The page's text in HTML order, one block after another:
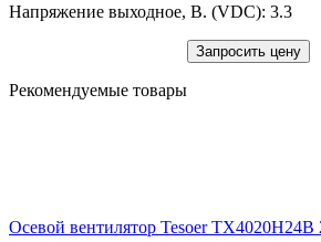
Напряжение выходное, В. (VDC): 3.3
Запросить цену
Рекомендуемые товары
Осевой вентилятор Tesoer TX4020H24B